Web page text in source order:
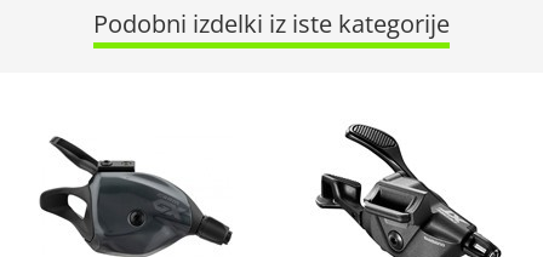
Podobni izdelki iz iste kategorije